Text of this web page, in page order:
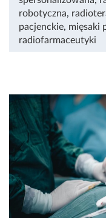
robotyczna,
pacjenckie, mięsaki
radiofarmaceutyki